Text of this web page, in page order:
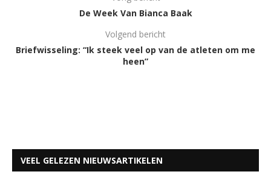
De Week Van Bianca Baak
Volgend bericht
Briefwisseling: “Ik steek veel op van de atleten om me
heen”
VEEL GELEZEN NIEUWSARTIKELEN